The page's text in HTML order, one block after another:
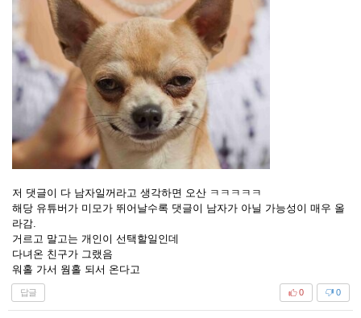
저 댓글이 다 남자일꺼라고 생각하면 오산 ㅋㅋㅋㅋㅋ
해당 유튜버가 미모가 뛰어날수록 댓글이 남자가 아닐 가능성이 매우 올
라감.
거르고 말고는 개인이 선택할일인데
다녀온 친구가 그랬음
워홀 가서 웜홀 되서 온다고
답글 0
0